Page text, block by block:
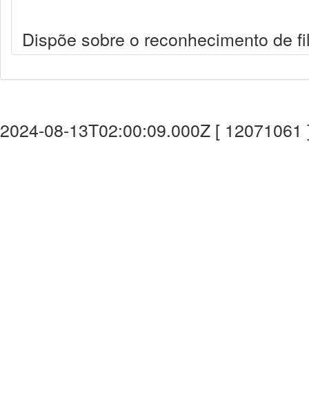
Dispõe sobre o reconhecimento de
2024-08-13T02:00:09.000Z [ 12071061